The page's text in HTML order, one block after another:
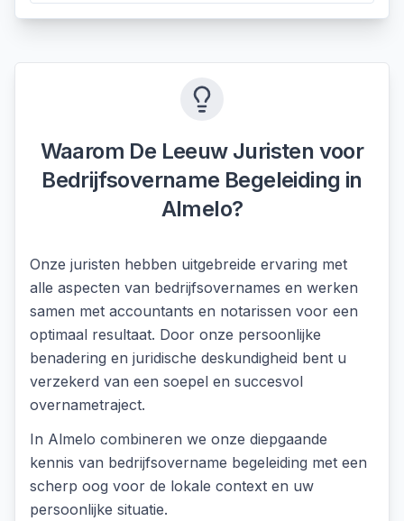
Waarom De Leeuw Juristen voor
Bedrijfsovername Begeleiding in
Almelo?
Onze juristen hebben uitgebreide ervaring met
alle aspecten van bedrijfsovernames en werken
samen met accountants en notarissen voor een
optimaal resultaat. Door onze persoonlijke
benadering en juridische deskundigheid bent u
verzekerd van een soepel en succesvol
overnametraject.
In Almelo combineren we onze diepgaande
kennis van bedrijfsovername begeleiding met een
scherp oog voor de lokale context en uw
persoonlijke situatie.